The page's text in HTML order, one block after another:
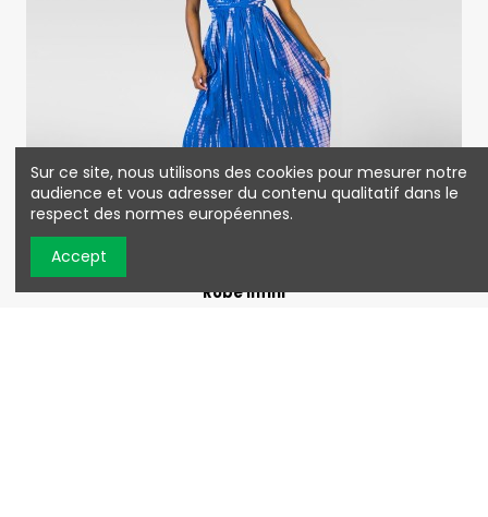
Robe Infini
Sur ce site, nous utilisons des cookies pour mesurer notre
audience et vous adresser du contenu qualitatif dans le
respect des normes européennes.
Accept